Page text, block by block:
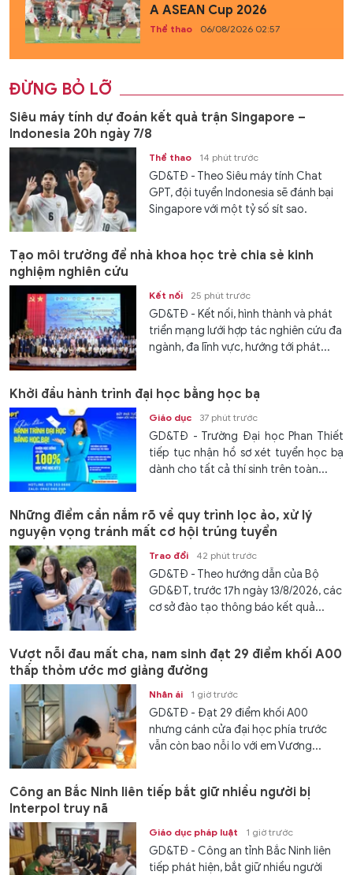
A ASEAN Cup 2026
Thể thao 06/08/2026 02:57
ĐỪNG BỎ LỠ
Siêu máy tính dự đoán kết quả trận Singapore –
Indonesia 20h ngày 7/8
Thể thao 14 phút trước
GD&TĐ - Theo Siêu máy tính Chat
GPT, đội tuyển Indonesia sẽ đánh bại
Singapore với một tỷ số sít sao.
Tạo môi trường để nhà khoa học trẻ chia sẻ kinh
nghiệm nghiên cứu
Kết nối 25 phút trước
GD&TĐ - Kết nối, hình thành và phát
triển mạng lưới hợp tác nghiên cứu đa
ngành, đa lĩnh vực, hướng tới phát...
Khởi đầu hành trình đại học bằng học bạ
Giáo dục 37 phút trước
GD&TĐ - Trường Đại học Phan Thiết
tiếp tục nhận hồ sơ xét tuyển học bạ
dành cho tất cả thí sinh trên toàn...
Những điểm cần nắm rõ về quy trình lọc ảo, xử lý
nguyện vọng tránh mất cơ hội trúng tuyển
Trao đổi 42 phút trước
GD&TĐ - Theo hướng dẫn của Bộ
GD&ĐT, trước 17h ngày 13/8/2026, các
cơ sở đào tạo thông báo kết quả...
Vượt nỗi đau mất cha, nam sinh đạt 29 điểm khối A00
thấp thỏm ước mơ giảng đường
Nhân ái 1 giờ trước
GD&TĐ - Đạt 29 điểm khối A00
nhưng cánh cửa đại học phía trước
vẫn còn bao nỗi lo với em Vương...
Công an Bắc Ninh liên tiếp bắt giữ nhiều người bị
Interpol truy nã
Giáo dục pháp luật 1 giờ trước
GD&TĐ - Công an tỉnh Bắc Ninh liên
tiếp phát hiện, bắt giữ nhiều người